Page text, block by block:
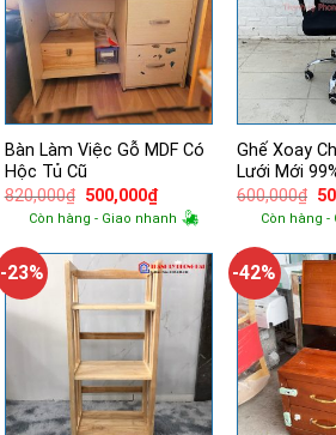
Bàn Làm Việc Gỗ MDF Có
Hộc Tủ Cũ
820,000₫ Giá
gốc
là:
500,000₫Giá
hiện
tại
500,000₫.
Còn hàng - Giao nhanh
Ghế Xoay
Lưới Mới
600,000₫
là:
Còn hàng -
-23% -42%